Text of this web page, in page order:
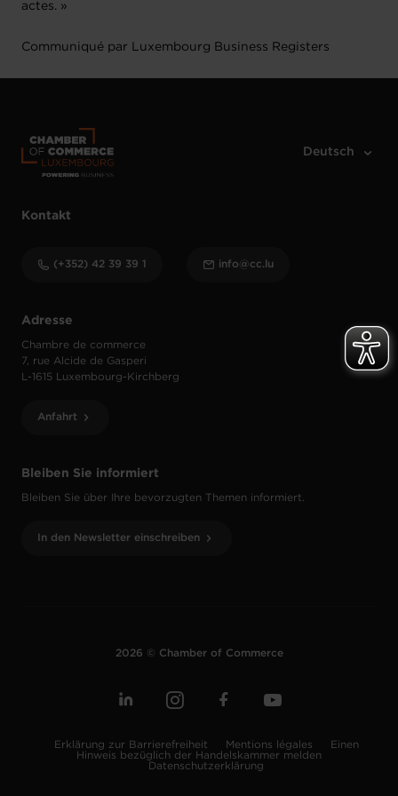
actes. »
Communiqué par Luxembourg Business Registers
Bleiben Sie informiert
Bleiben Sie über Ihre bevorzugten Themen informiert.
In den Newsletter einschreiben
Adresse
Chambre de commerce
7, rue Alcide de Gasperi
L-1615 Luxembourg-Kirchberg
Anfahrt
Kontakt
(+352) 42 39 39 1 info@cc.lu
2026 © Chamber of Commerce
Erklärung zur Barrierefreiheit Mentions légales
Einen
Hinweis bezüglich der Handelskammer melden
Datenschutzerklärung